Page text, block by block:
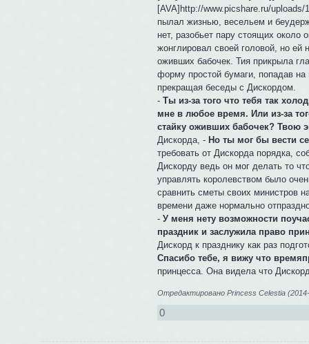
[AVA]http://www.picshare.ru/
пылал жизнью, весельем и
нет, разобьет пару стоящих
жонглировал своей головой, но ей
оживших бабочек. Тия прикрыла
форму простой бумаги, попадав
прекращая беседы с Дискордом.
-Ты из-за того что тебя так
мне в любое время. Или из-за
стайку оживших бабочек? Твою
Дискорда, - Но ты мог бы вести
требовать от Дискорда порядка,
Дискорду ведь он мог делать то
управлять королевством было
сравнить сметы своих министров
времени даже нормально
-У меня нету возможности
праздник и заслужила право
Дискорд к празднику как раз
Спасибо тебе, я вижу что
принцесса. Она видела что
Отредактировано Princess Celestia
0